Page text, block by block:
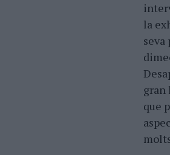
la
gran
que